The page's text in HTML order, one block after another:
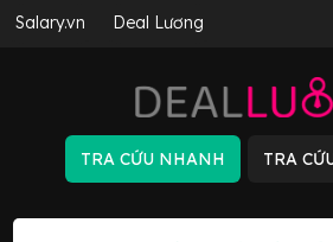
Salary.vn Deal Lương